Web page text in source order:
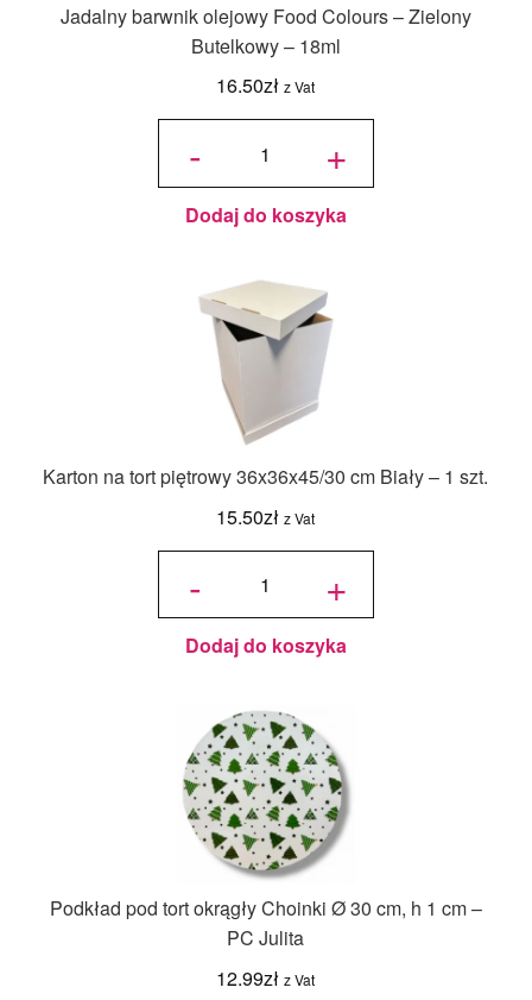
Jadalny barwnik olejowy Food Colours – Zielony
Butelkowy – 18ml
16.50zł z Vat
-
ilość
olejowy
Food
Colours -
Zielony
Butelkowy
+
Dodaj do koszyka
Karton na tort piętrowy 36x36x45/30 cm Biały – 1 szt.
15.50zł z Vat
-
ilość Karton
36x36x45/30
cm Biały - 1
szt. +
Dodaj do koszyka
Podkład pod tort okrągły Choinki Ø 30 cm, h 1 cm –
PC Julita
12.99zł z Vat